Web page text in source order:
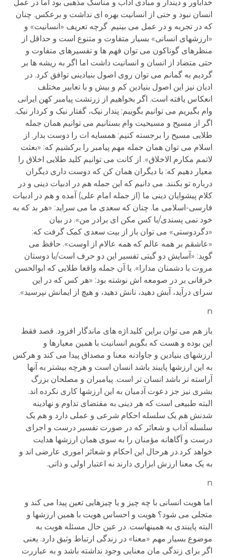
خداباور و دیندار و مبادی آداب و مناسک مذهبی بود اما در عمل
انسان نبود و حتی از انسانیت بهره ای نداشت و برعکس. چنان
که در تجربه و در عمل می بینیم. گرچه تعریف «انسانیت» و
«ارزشهای انسانی» بسیار متفاوت و متنوع است و حداقل از
منظرهای گوناکون می توان فهم ها و تفسیرهای متفاوت و
حتی متضاد از انسان و انسانیت داشت اما اگر به ریشه ها بر
گردیم به گمانم می توان روی اصول بنیادینی توافق کرد. در
ادیان نیز این اصول بنیادین کم و بیش و با تعابیر مختلف
انعکاس یافته است. اگر بخواهیم از زرتشت پیامبر کهن ایرانی
وام بگیریم می توانیم بگوییم: پندار نیک، گفتار نیک و کردار نیک.
اگر از مسیح و مسیحیت وام بستانیم می توانیم همان جمله
طلایی مسیح را برجسته کنیم: همسایه ات را دوست بدار. از
اسلام می توان همان جمله مهم پیامبر را برکشیم که: «بعثت
لاتمم مکارم الاخلاق». از کانت می توانیم کلید طلایی اخلاق را
معیار دهیم که: با دیگران همان کن که دوست داری دیگران
درباره تو بکنند. می دانیم که این جمله هم در ادبیات دینی و در
کلام پیشوایان دینی ما (از جمله امام علی) آمده و هم در ادبیات
فارسی-اسلامی ما. چنان که سعدی ما می سراید: «هر بد که به
خود نمی پسندی/با کس مکن ای برادر من». در بیان
«دگردوستی» می توان باز از بیت سعدی کمک گرفت که:
«عاشقم بر همه عالم که همه عالام از اوست». حافظ می
گوید: «آسایش دو گیتی تفسیر این دو حرف است/با دوستان
مروت با دشمنان مدارا». یا آن جمله واقعا طلایی که ابوالحسن
خرقانی بر در صومعه اش نوشته بود: «هر کس که در این
سرای درآید، آبش دهید، نانش دهید، و هیچ از ایمانش نپرسید».
n
باز هم می توان براین کلید.اژه های ماندگار افزود. قصد فقط
این بوده و هست که بگویم انسانیت با همین معیارها و
ارزشهای بنیادین و جاوادنه معنا و مصداق پیدا می کند و هرکس
به این ارزشها پایبند باشد انسان است و هرچه بیشتر به آنها
آراسته تر باشد انسان تر است. پیامبران و مصلحان بزرگ
بشری نیز جز دعوت آدمیان به این ارزشها کاری نکرده اند.
البته طبیعی است که هر دینی به مقتضای تداوم و نهادینه
شدنش هم یک سلسله احکام شرعی و عملی دارد و هم یک
سلسله آداب و شعائر که در صورت تفسیر درست و اجرای
درست و آگاهانه مؤمنان را به سوی همان ارزشها هدایت
خواهد کرد.در هرحال این احکام و شعائر اموری عارضی اند و
به یک معنا ارزش ابزاری دارند نه اعتبار اولی و ذاتی.
n
اما هویت انسانی با چه چیز و یا چیزهایی تعین پیدا می کند و
متجلی می شود؟ هویت و احساس هویت با همین ارزشها و
البته پایبندی به همینهاست. در عین حال مسئله هویت به
موضوع بسیار مهم «معنا» در زندگی ارتباط وثیق دارد. یعنی
اگر برای زندگی مان معنایی وجود نداشته باشد و به عباررت